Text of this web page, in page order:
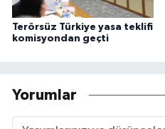
Terörsüz Türkiye yasa teklifi
komisyondan geçti
Yorumlar